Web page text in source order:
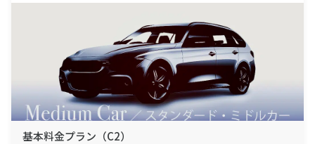
基本料金プラン（C2）